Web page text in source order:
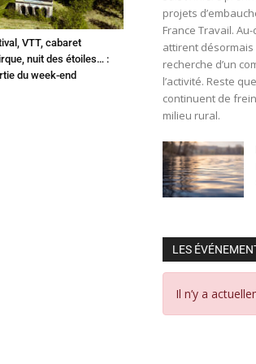
VTT, cabaret
nuit des étoiles… :
du week-end
projets
France Travail.
attirent
recherche d’un
l’activité. Reste
continuent de
milieu rural.
LES
Il n’y a